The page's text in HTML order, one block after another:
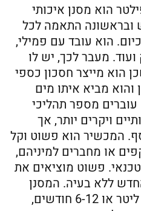
הוא מסנן איכותי
ובראשונה התאמה לכל
הוא עובד עם פמילי,
מעבר לכך, יש לו
הוא מייצר חסכון כספי
והוא מביא איתו מים
מספר תהליכי
ויקרים יותר, אך
המכשיר הוא פשוט וקל
או מחברים למיניהם,
פשוט מוציאים את
ללא בעיה. המסנן
עובד לאורך זמן, כ-2,000 ליטר או 6-12 חודשים,